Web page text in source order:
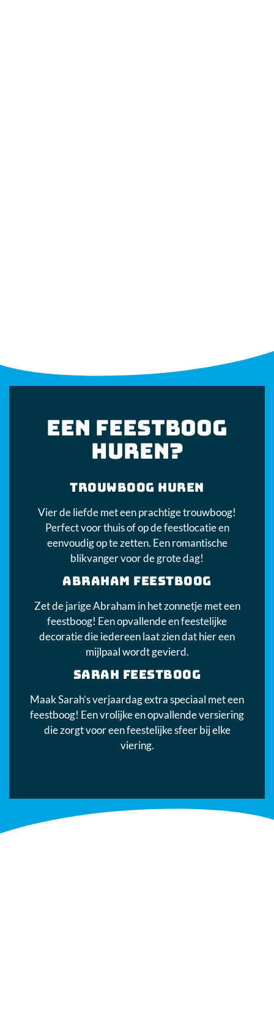
EEN FEESTBOOG
HUREN?
TROUWBOOG HUREN
Vier de liefde met een prachtige trouwboog!
Perfect voor thuis of op de feestlocatie en
eenvoudig op te zetten. Een romantische
blikvanger voor de grote dag!
ABRAHAM FEESTBOOG
Zet de jarige Abraham in het zonnetje met een
feestboog! Een opvallende en feestelijke
decoratie die iedereen laat zien dat hier een
mijlpaal wordt gevierd.
SARAH FEESTBOOG
Maak Sarah’s verjaardag extra speciaal met een
feestboog! Een vrolijke en opvallende versiering
die zorgt voor een feestelijke sfeer bij elke
viering.